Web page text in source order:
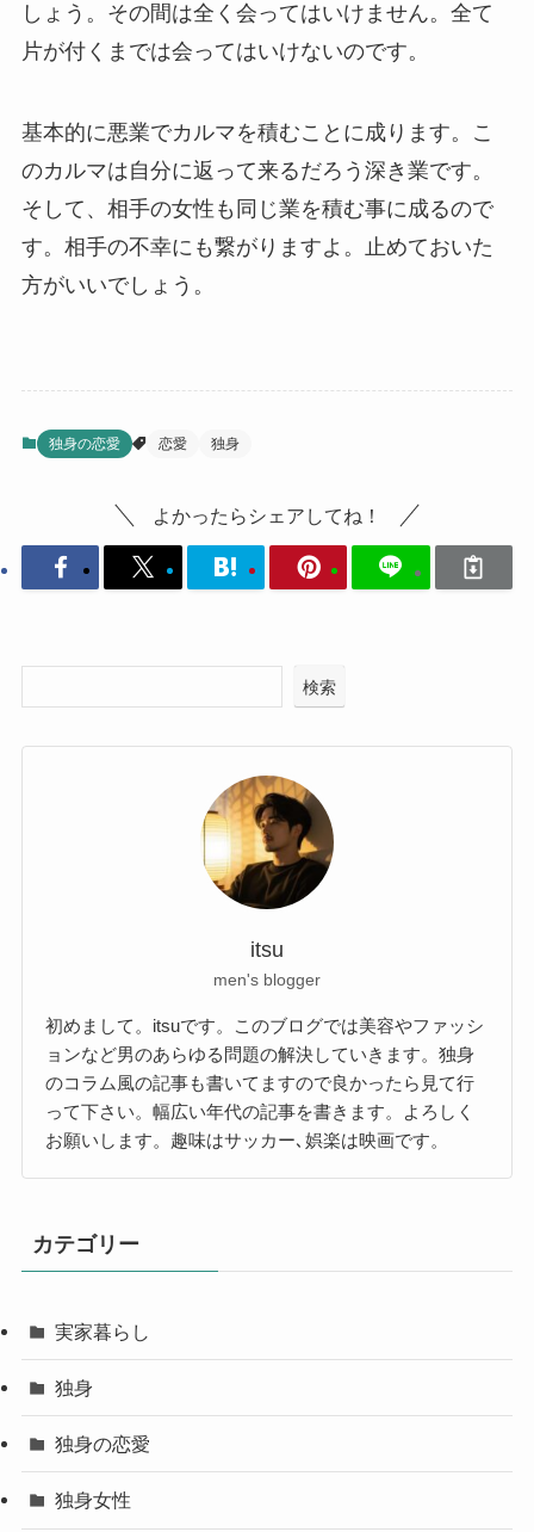
しょう。その間は全く会ってはいけません。全て
片が付くまでは会ってはいけないのです。
基本的に悪業でカルマを積むことに成ります。こ
のカルマは自分に返って来るだろう深き業です。
そして、相手の女性も同じ業を積む事に成るので
す。相手の不幸にも繋がりますよ。止めておいた
方がいいでしょう。
独身の恋愛 恋愛 独身
よかったらシェアしてね！
検索
itsu
men's blogger
初めまして。itsuです。このブログでは美容やファッシ
ョンなど男のあらゆる問題の解決していきます。独身
のコラム風の記事も書いてますので良かったら見て行
って下さい。幅広い年代の記事を書きます。よろしく
お願いします。趣味はサッカー､娯楽は映画です。
カテゴリー
実家暮らし
独身
独身の恋愛
独身女性